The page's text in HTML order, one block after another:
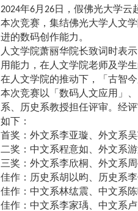
2024年6月 26日，假佛光大学云
本次竞赛，集结佛光大学人文
进的数码创作能力。
人文学院萧丽华院长致词时表示
用能力，在人文学院老师及学
在人文学院的推动下，
「 古智
本次竞赛以
「 数码人文应用 」
系、历史系教授担任评审。经
如下：
首奖：外文系李亚璇、外文系
二奖：中文系程意如、外文系
三奖：外文系李欣桐、外文系
佳作：历史系胡以昀、历史系
佳作：中文系林纮震、中文系
佳作：中文系李家瑀、中文系